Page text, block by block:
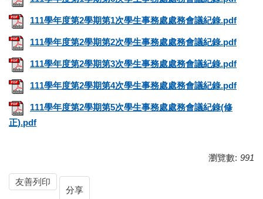
111學年度第2學期第1次學生事務處處務會議紀錄.pdf
111學年度第2學期第2次學生事務處處務會議紀錄.pdf
111學年度第2學期第3次學生事務處處務會議紀錄.pdf
111學年度第2學期第4次學生事務處處務會議紀錄.pdf
111學年度第2學期第5次學生事務處處務會議紀錄(修
正).pdf
瀏覽數: 991
友善列印
分享